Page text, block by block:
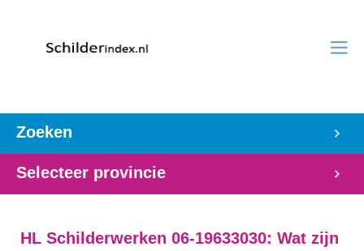
Zoeken
Selecteer provincie
HL Schilderwerken 06-19633030: Wat zijn